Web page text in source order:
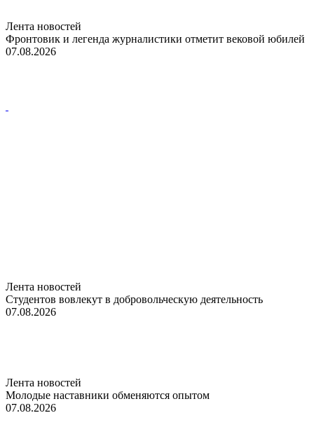
Лента новостей
Фронтовик и легенда журналистики отметит вековой юбилей
07.08.2026
Лента новостей
Студентов вовлекут в добровольческую деятельность
07.08.2026
Лента новостей
Молодые наставники обменяются опытом
07.08.2026